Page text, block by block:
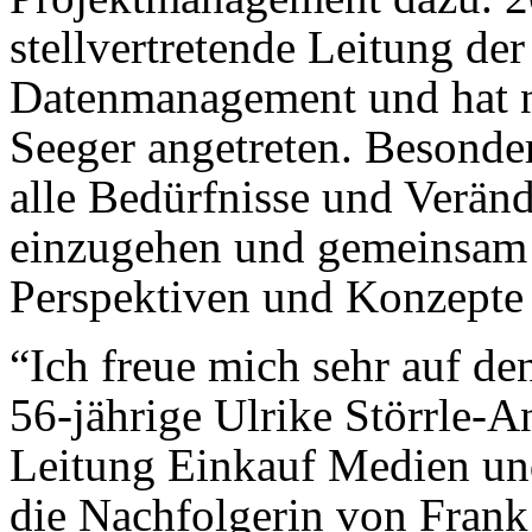
stellvertretende Leitung
Datenmanagement und
Seeger angetreten.
alle Bedürfnisse und
einzugehen und
Perspektiven und
“Ich freue mich sehr auf
56-jährige Ulrike Störrle-
Leitung Einkauf Medien
die Nachfolgerin von